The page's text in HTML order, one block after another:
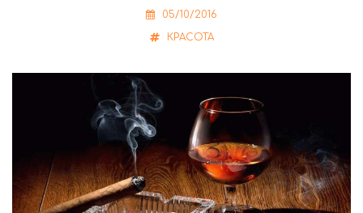
05/10/2016
КРАСОТА